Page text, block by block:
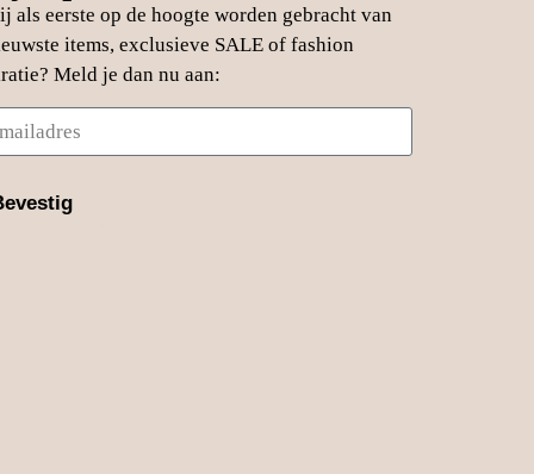
als eerste op de hoogte worden gebracht van
items, exclusieve SALE of fashion
Meld je dan nu aan: